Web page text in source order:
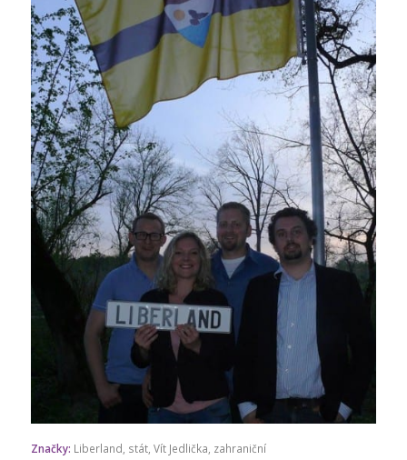
Značky: Liberland stát, Vít Jedlička zahraniční